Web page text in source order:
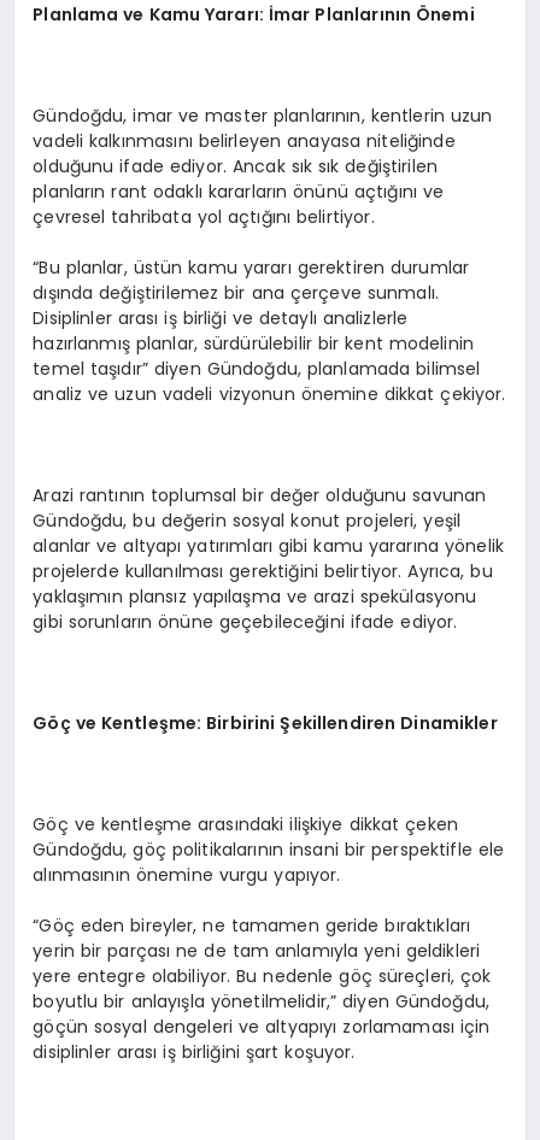
Planlama ve Kamu Yararı: İmar Planlarının Önemi
Gündoğdu, imar ve master planlarının, kentlerin uzun
vadeli kalkınmasını belirleyen anayasa niteliğinde
olduğunu ifade ediyor. Ancak sık sık değiştirilen
planların rant odaklı kararların önünü açtığını ve
çevresel tahribata yol açtığını belirtiyor.
“Bu planlar, üstün kamu yararı gerektiren durumlar
dışında değiştirilemez bir ana çerçeve sunmalı.
Disiplinler arası iş birliği ve detaylı analizlerle
hazırlanmış planlar, sürdürülebilir bir kent modelinin
temel taşıdır” diyen Gündoğdu, planlamada bilimsel
analiz ve uzun vadeli vizyonun önemine dikkat çekiyor.
Arazi rantının toplumsal bir değer olduğunu savunan
Gündoğdu, bu değerin sosyal konut projeleri, yeşil
alanlar ve altyapı yatırımları gibi kamu yararına yönelik
projelerde kullanılması gerektiğini belirtiyor. Ayrıca, bu
yaklaşımın plansız yapılaşma ve arazi spekülasyonu
gibi sorunların önüne geçebileceğini ifade ediyor.
Göç ve Kentleşme: Birbirini Şekillendiren Dinamikler
Göç ve kentleşme arasındaki ilişkiye dikkat çeken
Gündoğdu, göç politikalarının insani bir perspektifle ele
alınmasının önemine vurgu yapıyor.
“Göç eden bireyler, ne tamamen geride bıraktıkları
yerin bir parçası ne de tam anlamıyla yeni geldikleri
yere entegre olabiliyor. Bu nedenle göç süreçleri, çok
boyutlu bir anlayışla yönetilmelidir,” diyen Gündoğdu,
göçün sosyal dengeleri ve altyapıyı zorlamaması için
disiplinler arası iş birliğini şart koşuyor.